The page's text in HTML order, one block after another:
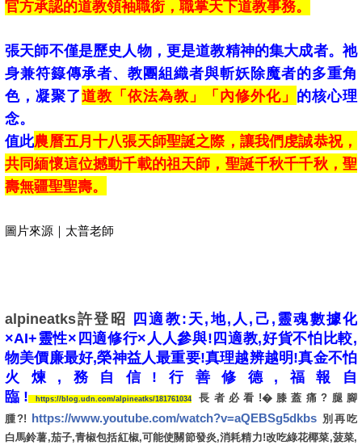
官方承認的道教領袖職銜，職掌天下道教事務。
張天師不僅是歷史人物，更是道教精神的集大成者。祂
身兼符籙傳承者、教團組織者與斬妖除魔者的多重角
色，凝聚了道教「依法為教」「內修外化」 的核心理
念。
值此農曆五月十八張天師聖誕之際，讓我們虔誠恭祝，
共同緬懷這位撼動千載的祖天師，聖誕千秋千千秋，聖
壽無疆聖聖壽。
圖片來源｜太普老師
alpineatks許登昭
四適教:天,地,人,己,靈魂數據化
×AI+靈性×四適修行×人人參與!四適教,好貨不怕比較,
物美價廉最好,榮神益人最重要!真理越辨越明!真金不怕
火煉,務自信!行善修德,福報自
臨!
https://blog.udn.com/alpineatks/181761034
長者必看!�膝蓋痛?腿腳
腫?! https://www.youtube.com/watch?v=aQEBSg5dkbs 別再吃
白馬鈴薯,茄子,青椒包括紅椒,可能使關節發炎,消耗精力!改吃綠花椰菜,菠菜,